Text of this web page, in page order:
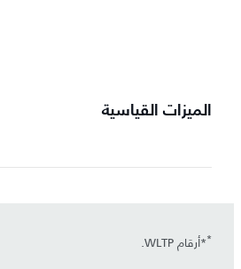
الميزات القياسية
**أرقام WLTP.